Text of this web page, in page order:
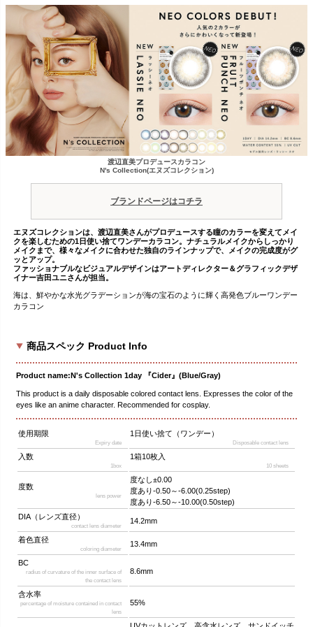
渡辺直美プロデュースカラコン
N's Collection(エヌズコレクション)
ブランドページはコチラ
エヌズコレクションは、渡辺直美さんがプロデュースする瞳のカラーを変えてメイ
クを楽しむための1日使い捨てワンデーカラコン。ナチュラルメイクからしっかり
メイクまで、様々なメイクに合わせた独自のラインナップで、メイクの完成度がグ
ッとアップ。
ファッショナブルなビジュアルデザインはアートディレクター＆グラフィックデザ
イナー吉田ユニさんが担当。
海は、鮮やかな水光グラデーションが海の宝石のように輝く高発色ブルーワンデー
カラコン
商品スペック Product Info
Product name:N's Collection 1day 『Cider』(Blue/Gray)
This product is a daily disposable colored contact lens. Expresses the color of the
eyes like an anime character. Recommended for cosplay.
使用期限
Expiry date
1日使い捨て（ワンデー）
Disposable contact lens
入数
1box
1箱10枚入
10 sheets
度数
lens power
度なし±0.00
度あり-0.50～-6.00(0.25step)
度あり-6.50～-10.00(0.50step)
DIA（レンズ直径）
contact lens diameter
14.2mm
着色直径
coloring diameter
13.4mm
BC
radius of curvature of the inner surface of
the contact lens
8.6mm
含水率
percentage of moisture contained in contact
lens
55%